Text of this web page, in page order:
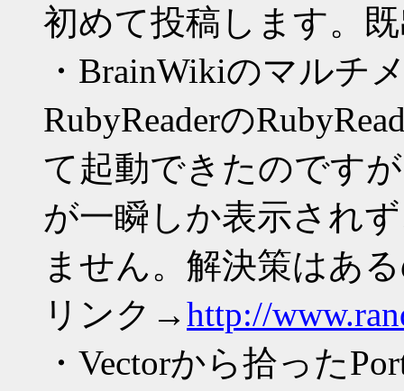
初めて投稿します。
・BrainWikiのマルチ
RubyReaderの
て起動できたのです
が一瞬しか表示され
ません。解決策はあ
リンク→http://
・Vectorから拾った